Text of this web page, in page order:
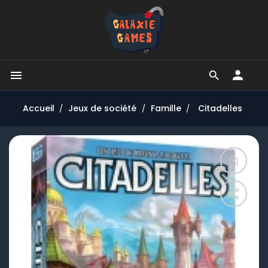


Accueil Jeux de société Famille Citadelles